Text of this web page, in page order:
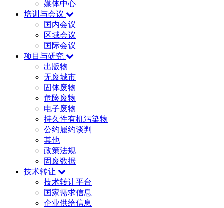
媒体中心
培训与会议
国内会议
区域会议
国际会议
项目与研究
出版物
无废城市
固体废物
危险废物
电子废物
持久性有机污染物
公约履约谈判
其他
政策法规
固废数据
技术转让
技术转让平台
国家需求信息
企业供给信息